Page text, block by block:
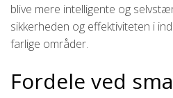
blive mere intelligente og
sikkerheden og effektiviteten i
farlige områder.
Fordele ved